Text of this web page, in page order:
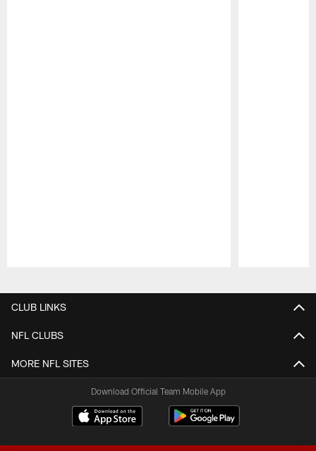
CLUB LINKS
NFL CLUBS
MORE NFL SITES
Download Official Team Mobile App